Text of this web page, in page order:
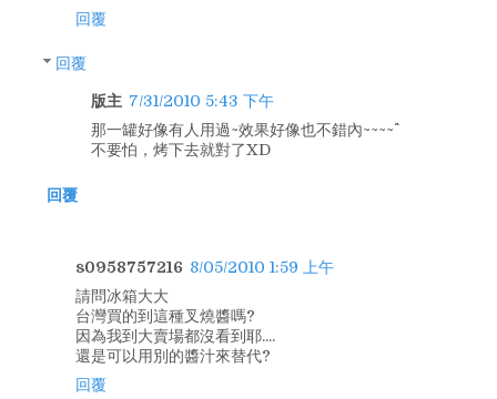
回覆
回覆
版主 7/31/2010 5:43 下午
那一罐好像有人用過~效果好像也不錯內~~~~^^
不要怕，烤下去就對了XD
回覆
s0958757216 8/05/2010 1:59 上午
請問冰箱大大
台灣買的到這種叉燒醬嗎?
因為我到大賣場都沒看到耶....
還是可以用別的醬汁來替代?
回覆